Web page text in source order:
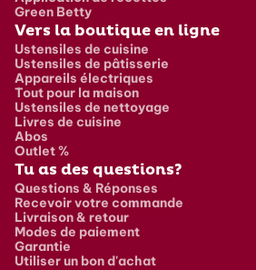
Green Betty
Vers la boutique en ligne
Ustensiles de cuisine
Ustensiles de pâtisserie
Appareils électriques
Tout pour la maison
Ustensiles de nettoyage
Livres de cuisine
Abos
Outlet %
Tu as des questions?
Questions & Réponses
Recevoir votre commande
Livraison & retour
Modes de paiement
Garantie
Utiliser un bon d'achat